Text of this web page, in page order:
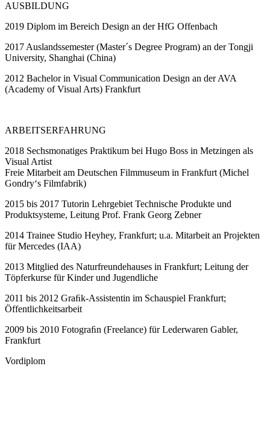
AUSBILDUNG
2019 Diplom im Bereich Design an der HfG Offenbach
2017Auslandssemester (Master´s Degree Program) an der Tongji
University, Shanghai (China)
2012 Bachelor in Visual Communication Design an der AVA
(Academy of Visual Arts) Frankfurt
ARBEITSERFAHRUNG
2018 Sechsmonatiges Praktikum bei Hugo Boss in Metzingen als
Visual Artist
Freie Mitarbeit am Deutschen Filmmuseum in Frankfurt (Michel
Gondry‘s Filmfabrik)
2015 bis 2017 Tutorin Lehrgebiet Technische Produkte und
Produktsysteme, Leitung Prof. Frank Georg Zebner
2014 Trainee Studio Heyhey, Frankfurt; u.a. Mitarbeit an Projekten
für Mercedes (IAA)
2013 Mitglied des Naturfreundehauses in Frankfurt; Leitung der
Töpferkurse für Kinder und Jugendliche
2011 bis 2012 Graﬁk-Assistentin im Schauspiel Frankfurt;
Öffentlichkeitsarbeit
2009 bis 2010 Fotograﬁn (Freelance) für Lederwaren Gabler,
Frankfurt
Vordiplom